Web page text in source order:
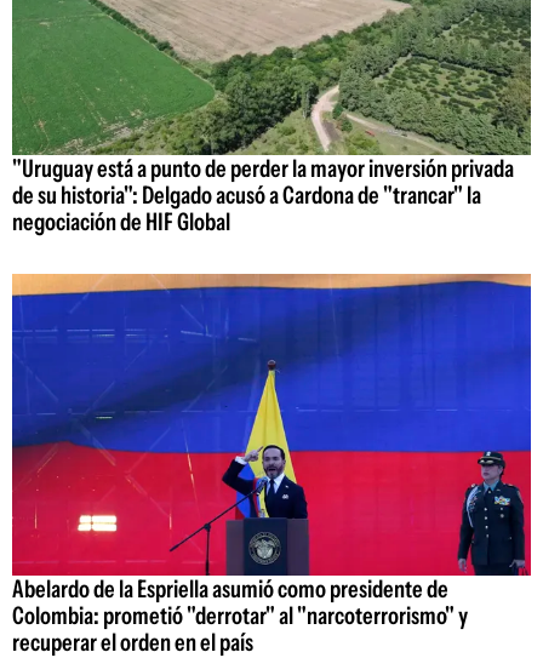
"Uruguay está a punto de perder la mayor inversión privada
de su historia": Delgado acusó a Cardona de "trancar" la
negociación de HIF Global
Abelardo de la Espriella asumió como presidente de
Colombia: prometió "derrotar" al "narcoterrorismo" y
recuperar el orden en el país